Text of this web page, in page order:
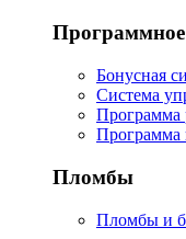
Программное
Бонусная
Система
Программа
Программа
Пломбы
Пломбы и